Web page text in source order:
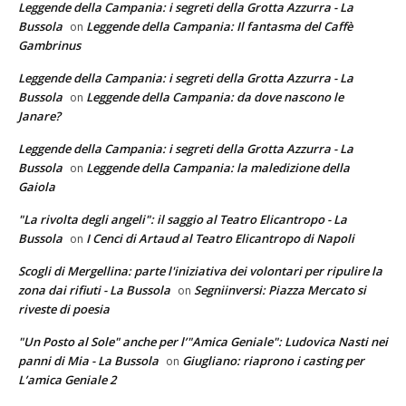
Leggende della Campania: i segreti della Grotta Azzurra - La
Bussola on Leggende della Campania: Il fantasma del Caffè
Gambrinus
Leggende della Campania: i segreti della Grotta Azzurra - La
Bussola on Leggende della Campania: da dove nascono le
Janare?
Leggende della Campania: i segreti della Grotta Azzurra - La
Bussola on Leggende della Campania: la maledizione della
Gaiola
"La rivolta degli angeli": il saggio al Teatro Elicantropo - La
Bussola on I Cenci di Artaud al Teatro Elicantropo di Napoli
Scogli di Mergellina: parte l'iniziativa dei volontari per ripulire la
zona dai rifiuti - La Bussola on Segniinversi: Piazza Mercato si
riveste di poesia
"Un Posto al Sole" anche per l’"Amica Geniale": Ludovica Nasti nei
panni di Mia - La Bussola on Giugliano: riaprono i casting per
L’amica Geniale 2